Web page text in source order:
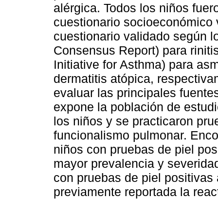
alérgica. Todos los niños
cuestionario
cuestionario validado según
Consensus Report) para
Initiative for Asthma) para
dermatitis atópica,
evaluar las principales
expone la población de
los niños y se practicaron
funcionalismo pulmonar.
niños con pruebas de piel
mayor prevalencia y
con pruebas de piel
previamente reportada la